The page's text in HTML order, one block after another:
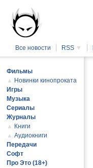
Все новости RSS ▼
Фильмы
▲ Новинки кинопроката
Игры
Музыка
Сериалы
Журналы
▲ Книги
▲ Аудиокниги
Передачи
Софт
Про Это (18+)